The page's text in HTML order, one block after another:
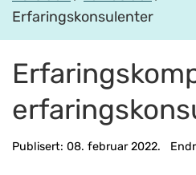
Erfaringskonsulenter
Publisert: 08. februar 2022.